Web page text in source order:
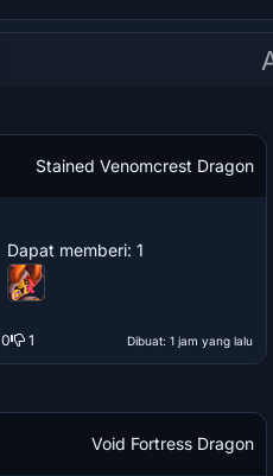
Stained Venomcrest Dragon
Dapat memberi: 1
Dibuat: 1 jam yang lalu
0 1
Void Fortress Dragon